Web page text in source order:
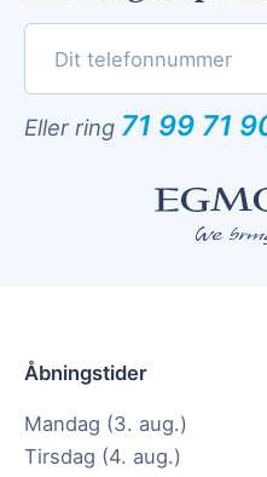
Eller ring 71 99 71
Åbningstider
Mandag (3. aug.)
Tirsdag (4. aug.)